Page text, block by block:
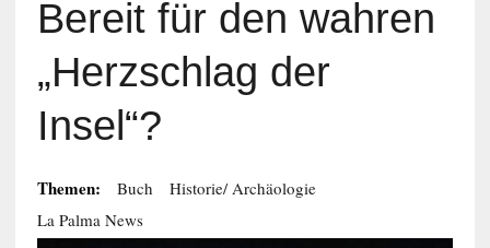
Bereit für den wahren
„Herzschlag der
Insel“?
Themen: Buch
Historie/ Archäologie
La Palma News